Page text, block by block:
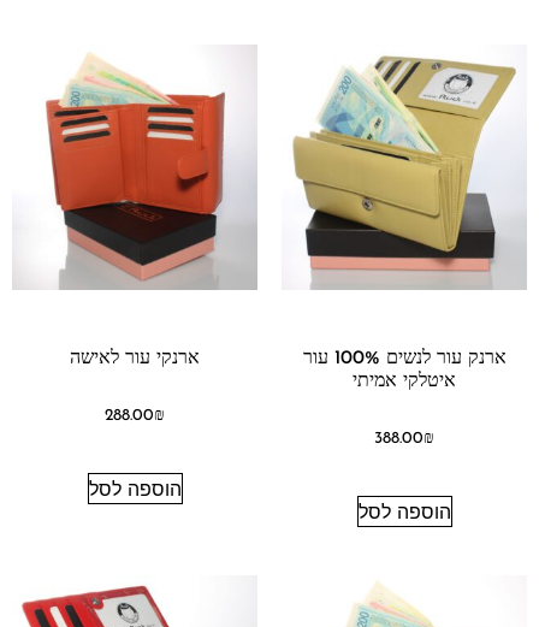
ארנק עור לנשים 100% עור
איטלקי אמיתי
388.00₪
הוספה לסל
ארנקי עור לאישה
288.00₪
הוספה לסל